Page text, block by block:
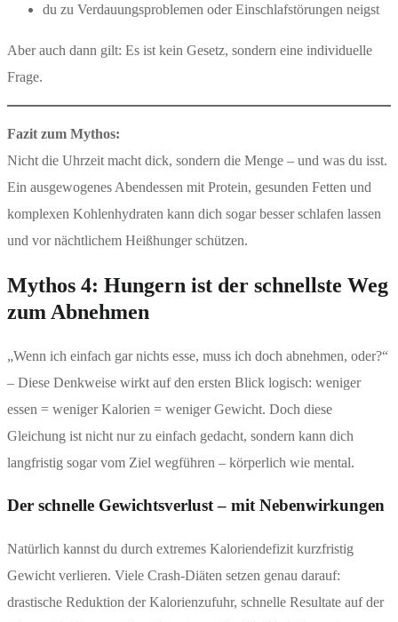
du zu Verdauungsproblemen oder Einschlafstörungen neigst
Aber auch dann gilt: Es ist kein Gesetz, sondern eine individuelle
Frage.
Fazit zum Mythos:
Nicht die Uhrzeit macht dick, sondern die Menge – und was du isst.
Ein ausgewogenes Abendessen mit Protein, gesunden Fetten und
komplexen Kohlenhydraten kann dich sogar besser schlafen lassen
und vor nächtlichem Heißhunger schützen.
Mythos 4: Hungern ist der schnellste Weg
zum Abnehmen
„Wenn ich einfach gar nichts esse, muss ich doch abnehmen, oder?“
– Diese Denkweise wirkt auf den ersten Blick logisch: weniger
essen = weniger Kalorien = weniger Gewicht. Doch diese
Gleichung ist nicht nur zu einfach gedacht, sondern kann dich
langfristig sogar vom Ziel wegführen – körperlich wie mental.
Der schnelle Gewichtsverlust – mit Nebenwirkungen
Natürlich kannst du durch extremes Kaloriendefizit kurzfristig
Gewicht verlieren. Viele Crash-Diäten setzen genau darauf:
drastische Reduktion der Kalorienzufuhr, schnelle Resultate auf der